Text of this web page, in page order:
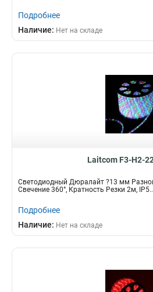
Подробнее
Наличие: Нет на складе
Laitcom F3-H2-
Светодиодный Дюралайт ?13 мм
Свечение 360°, Кратность Резки 2м,
Подробнее
Наличие: Нет на складе